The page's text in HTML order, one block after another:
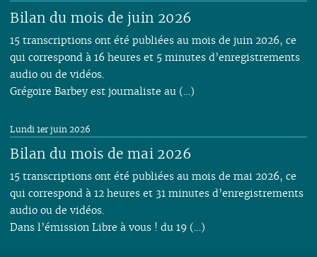
Bilan du mois de juin 2026
15 transcriptions ont été publiées au mois de juin 2026, ce
qui correspond à 16 heures et 5 minutes d’enregistrements
audio ou de vidéos.
Grégoire Barbey est journaliste au (…)
Bilan du mois de mai 2026
Lundi 1er juin 2026
15 transcriptions ont été publiées au mois de mai 2026, ce
qui correspond à 12 heures et 31 minutes d’enregistrements
audio ou de vidéos.
Dans l’émission Libre à vous ! du 19 (…)